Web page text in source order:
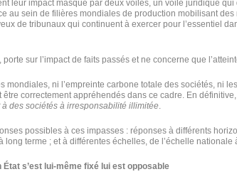
leur impact masqué par deux voiles, un voile juridique
au sein de filières mondiales de production mobilisant des
de tribunaux qui continuent à exercer pour l’essentiel
sur l’impact de faits passés et ne concerne que
mondiales, ni l’empreinte carbone totale des sociétés, ni
être correctement appréhendés dans ce cadre. En définitive,
des sociétés à irresponsabilité illimitée.
possibles à ces impasses : réponses à différents
long terme ; et à différentes échelles, de l’échelle nationale
État s’est lui-même fixé lui est opposable